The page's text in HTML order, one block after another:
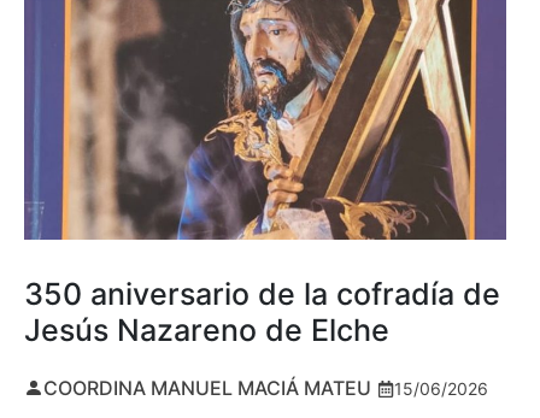
350 aniversario de la cofradía de
Jesús Nazareno de Elche
COORDINA MANUEL MACIÁ MATEU 15/06/2026